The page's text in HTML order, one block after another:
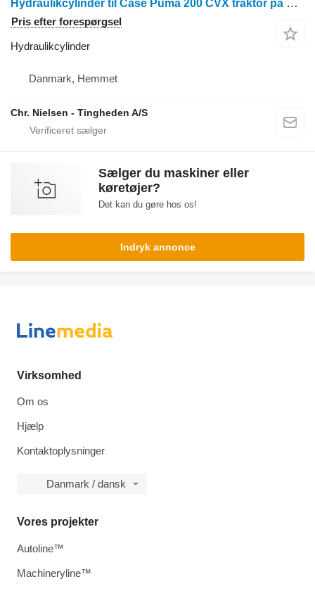
Hydraulikcylinder til Case Puma 200 CVX traktor på hjul
Pris efter forespørgsel
Hydraulikcylinder
Danmark, Hemmet
Chr. Nielsen - Tingheden A/S
Sælger du maskiner eller
køretøjer?
Det kan du gøre hos os!
Indryk annonce
Virksomhed
Om os
Hjælp
Kontaktoplysninger
Danmark / dansk
Vores projekter
Autoline™
Machineryline™